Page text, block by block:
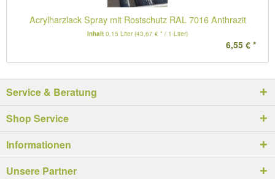
Acrylharzlack Spray mit Rostschutz RAL 7016 Anthrazit
Inhalt 0.15 Liter(43,67 € * / 1 Liter)
6,55 € *
Service & Beratung
Shop Service
Informationen
Unsere Partner